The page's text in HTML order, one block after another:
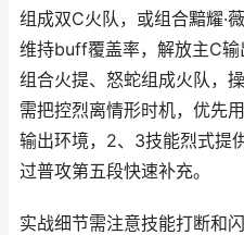
组成双C火队，或组合黯耀·
维持buff覆盖率，解放主C输
组合火提、怒蛇组成火队，
需把控烈离情形时机，优先
输出环境，2、3技能烈式提
过普攻第五段快速补充。
实战细节需注意技能打断和